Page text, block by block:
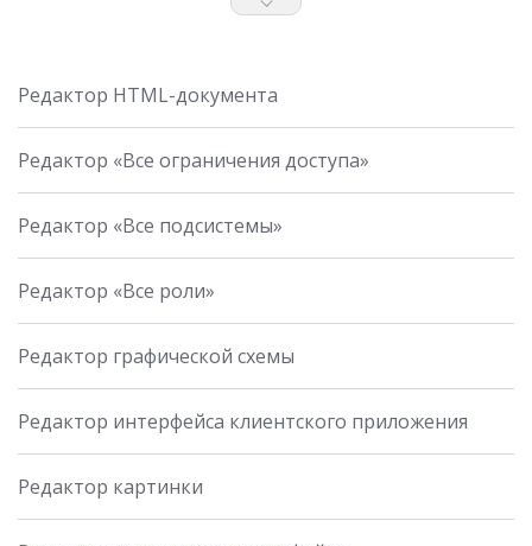
Редактор HTML-документа
Редактор «Все ограничения доступа»
Редактор «Все подсистемы»
Редактор «Все роли»
Редактор графической схемы
Редактор интерфейса клиентского приложения
Редактор картинки